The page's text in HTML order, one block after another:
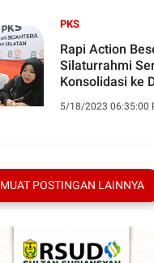
PKS
Rapi Action
Silaturrahmi
Konsolidasi ke
5/18/2023 06:35:00
MUAT POSTINGAN LAINNYA